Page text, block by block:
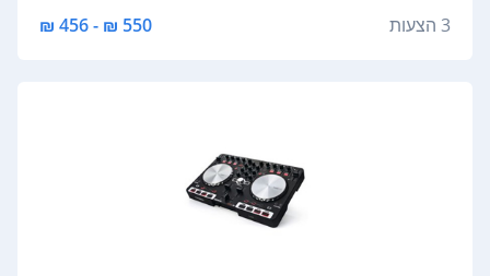
3 הצעות 550 ₪ - 456 ₪